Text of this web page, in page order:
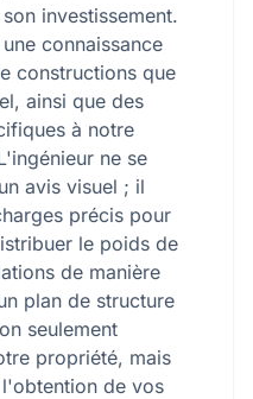
investissement.
connaissance
constructions que
ainsi que des
à notre
ne se
avis visuel ; il
précis pour
le poids de
de manière
plan de structure
seulement
propriété, mais
de vos